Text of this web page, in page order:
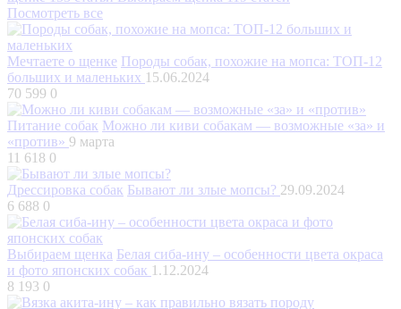
Посмотреть все
Мечтаете о щенке Породы собак, похожие на мопса: ТОП-12
больших и маленьких 15.06.2024
70 599 0
Питание собак Можно ли киви собакам — возможные «за» и
«против» 9 марта
11 618 0
Дрессировка собак Бывают ли злые мопсы? 29.09.2024
6 688 0
Выбираем щенка Белая сиба-ину – особенности цвета окраса
и фото японских собак 1.12.2024
8 193 0